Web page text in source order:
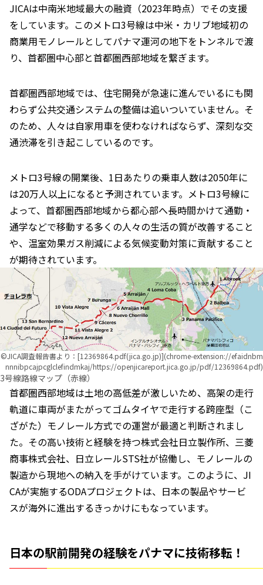
JICAは中南米地域最大の融資（2023年時点）でその支援
をしています。このメトロ3号線は中米・カリブ地域初の
商業用モノレールとしてパナマ運河の地下をトンネルで渡
り、首都圏中心部と首都圏西部地域を繋ぎます。
首都圏西部地域では、住宅開発が急速に進んでいるにも関
わらず公共交通システムの整備は追いついていません。そ
のため、人々は自家用車を使わなければならず、深刻な交
通渋滞を引き起こしているのです。
メトロ3号線の開業後、1日あたりの乗車人数は2050年に
は20万人以上になると予測されています。メトロ3号線に
よって、首都圏西部地域から都心部へ長時間かけて通勤・
通学などで移動する多くの人々の生活の質が改善すること
や、温室効果ガス削減による気候変動対策に貢献すること
が期待されています。
©︎JICA調査報告書より：[12369864.pdf(jica.go.jp)](chrome-extension://efaidnbm
nnnibpcajpcglclefindmkaj/https://openjicareport.jica.go.jp/pdf/12369864.pdf)
3号線路線マップ（赤線）
首都圏西部地域は土地の高低差が激しいため、高架の走行
軌道に車両がまたがってゴムタイヤで走行する跨座型（こ
ざがた）モノレール方式での運営が最適と判断されまし
た。その高い技術と経験を持つ株式会社日立製作所、三菱
商事株式会社、日立レールSTS社が協働し、モノレールの
製造から現地への納入を手がけています。このように、JI
CAが実施するODAプロジェクトは、日本の製品やサービ
スが海外に進出するきっかけにもなっています。
日本の駅前開発の経験をパナマに技術移転！